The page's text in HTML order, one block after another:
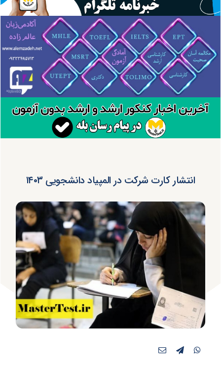
انتشار کارت شرکت در المپیاد دانشجویی ۱۴۰۳